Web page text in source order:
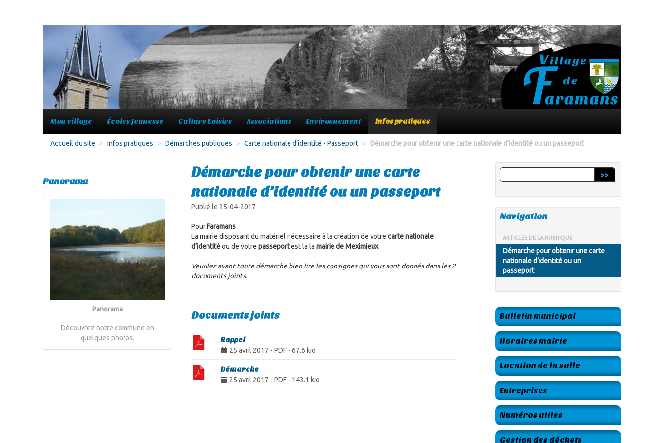
Mon village Écoles Jeunesse Culture Loisirs Associations Environnement Infos pratiques
Accueil du site > Infos pratiques > Démarches publiques > Carte nationale d’identité - Passeport > Démarche pour obtenir une carte nationale d’identité ou un passeport
Démarche pour obtenir une carte
nationale d’identité ou un passeport
Publié le 25-04-2017
PourFaramans
La mairie disposant du matériel nécessaire à la création de votre carte nationale
d’identitéou de votre passeportest la la mairie de Meximieux
Veuillez avant toute démarche bien lire les consignes qui vous sont donnés dans les 2
documents joints.
Documents joints
Rappel
25 avril 2017 - PDF - 67.6 kio
Démarche
25 avril 2017 - PDF - 143.1 kio
>>
Navigation
ARTICLES DE LA RUBRIQUE
Démarche pour obtenir une carte
nationale d’identité ou un
passeport
Bulletin municipal
Horaires mairie
Location de la salle
Entreprises
Numéros utiles
Gestion des déchets
Panorama
Panorama
Découvrez notre commune en
quelques photos.